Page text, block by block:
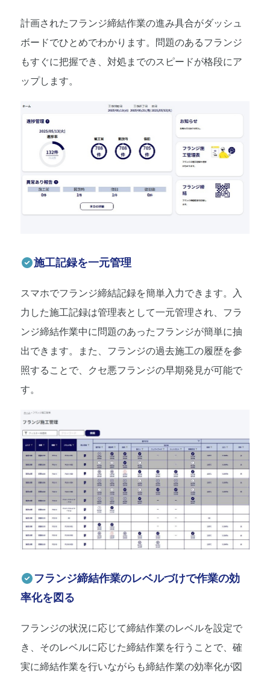
計画されたフランジ締結作業の進み具合がダッシュ
ボードでひとめでわかります。問題のあるフランジ
もすぐに把握でき、対処までのスピードが格段にア
ップします。
施工記録を一元管理
スマホでフランジ締結記録を簡単入力できます。入
力した施工記録は管理表として一元管理され、フラ
ンジ締結作業中に問題のあったフランジが簡単に抽
出できます。また、フランジの過去施工の履歴を参
照することで、クセ悪フランジの早期発見が可能で
す。
フランジ締結作業のレベルづけで作業の効
率化を図る
フランジの状況に応じて締結作業のレベルを設定で
き、そのレベルに応じた締結作業を行うことで、確
実に締結作業を行いながらも締結作業の効率化が図